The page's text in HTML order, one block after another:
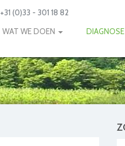
+31 (0)33 - 301 18 82
WAT WE DOEN DIAGNOSE